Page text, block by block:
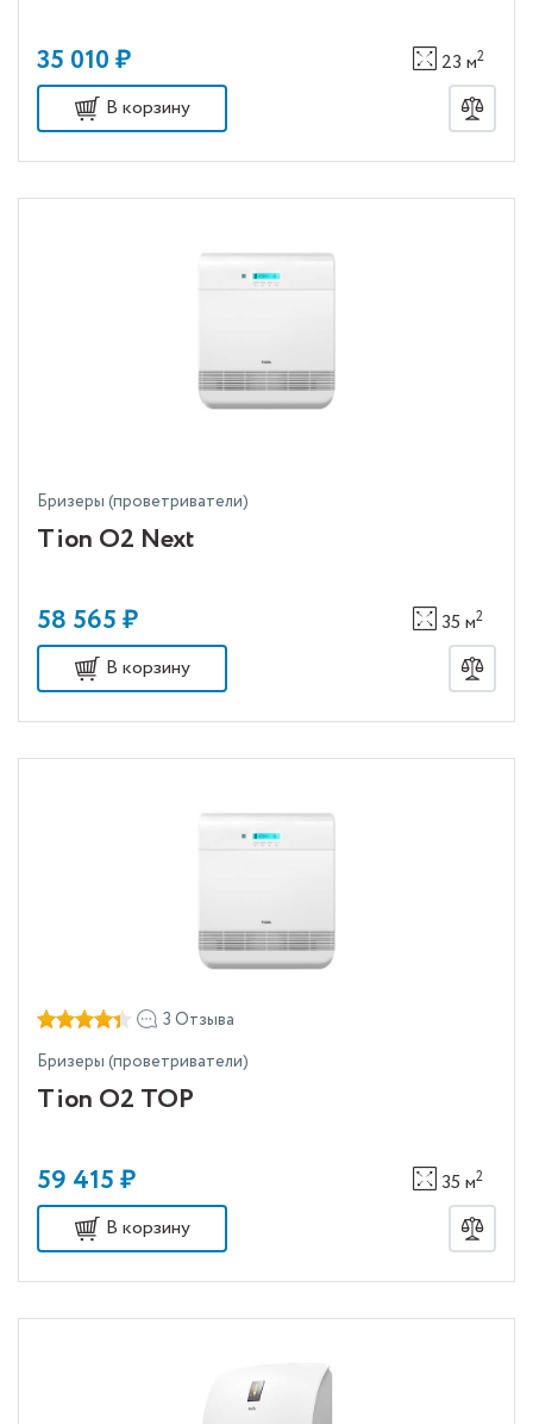
35 010 ₽ 23 м2
В корзину
Бризеры (проветриватели)
Tion O2 Next
58 565 ₽ 35 м2
В корзину
3 Отзыва
Бризеры (проветриватели)
Tion O2 ТОР
59 415 ₽ 35 м2
В корзину